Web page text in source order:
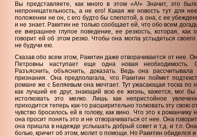
Вы представляете, как много в этом «А!» Значит, это
непроницательность, а не его! Какая же новость тут для
положении не он, с его будто бы слепотой, а она, с ее
и не знает. Ракитин не только сообщает ей, что обо всем
ее вчерашнее глупое поведение, ее резкость, которая,
говорит ей об этом резко. Чтобы она могла устыдиться
не будучи ею.
Сказав обо всем этом, Ракитин даже отворачивается от нее.
Петровны наступает еще одна новая необходимость.
Разъяснить, объяснить, доказать. Ведь она
признания. Она предполагала, что Ракитин поймет
романе же с Беляевым она мечтает. Тут ужасающая тоска по
как лучший ее друг, знающий всю ее жизнь, кажется, мог
истолковать это мелко. Лишь как непристойное
приходится теперь как-то расширительно толковать эту свою
чувство бросилось ей в голову, как вино. Что это к
она просит понять это и не отворачиваться от нее. Она
она пришла в надежде услышать добрый совет и т.д. и т.п. Она
болью, кричит об этом, молит о помощи. Но Ракитин обиделся